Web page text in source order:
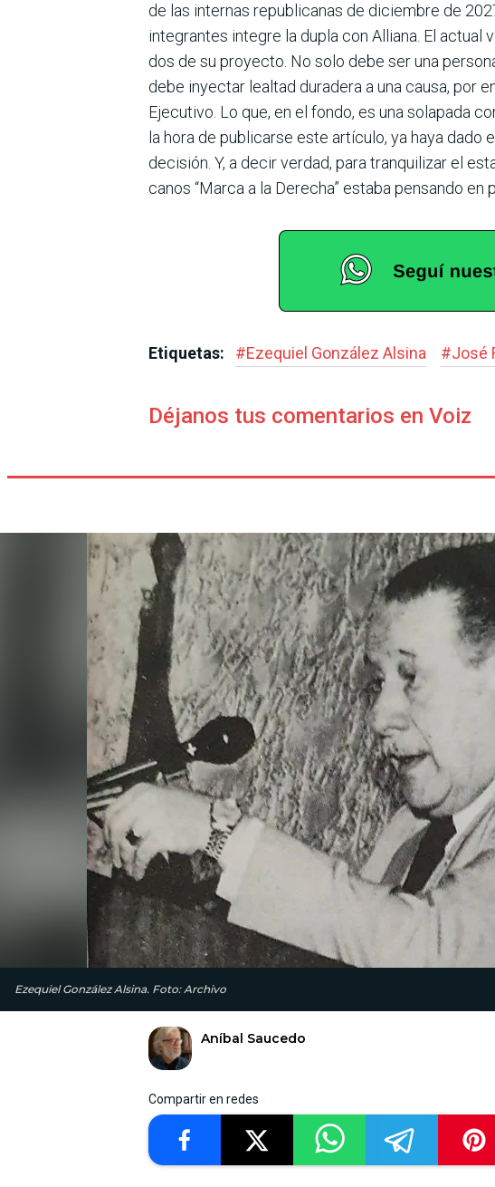
de las internas republicanas de diciembre de
integrantes integre la dupla con Alliana. El
dos de su proyecto. No solo debe ser una
debe inyectar lealtad duradera a una causa, por
Eje­cutivo. Lo que, en el fondo, es una solapada
la hora de publi­carse este artículo, ya haya dado
decisión. Y, a decir verdad, para tran­quilizar el
canos “Marca a la Derecha” estaba pensando
Etiquetas: #Ezequiel González Alsina #José
Déjanos tus comentarios en Voiz
Ezequiel González Alsina. Foto: Archivo
Aníbal Saucedo
Compartir en redes